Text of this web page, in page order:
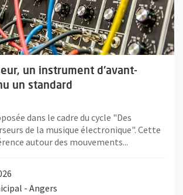
un instrument d'avant-
un standard
dans le cadre du cycle "Des
de la musique électronique". Cette
autour des mouvements...
- Angers